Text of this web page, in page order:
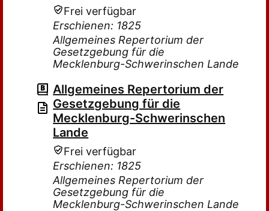
Frei verfügbar
Erschienen: 1825
Allgemeines Repertorium der
Gesetzgebung für die
Mecklenburg-Schwerinschen Lande
Allgemeines Repertorium der
Gesetzgebung für die
Mecklenburg-Schwerinschen
Lande
Frei verfügbar
Erschienen: 1825
Allgemeines Repertorium der
Gesetzgebung für die
Mecklenburg-Schwerinschen Lande